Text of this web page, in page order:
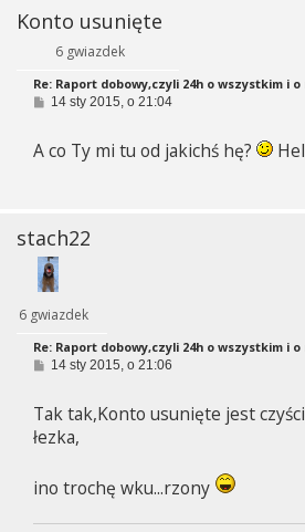
Konto usunięte
6 gwiazdek
Re: Raport dobowy,czyli 24h o wszystkim i o
P
t
14 sty 2015, o 21:04
A co Ty mi tu od jakichś hę?
stach22
6 gwiazdek
Re: Raport dobowy,czyli 24h o wszystkim i o
P
t
14 sty 2015, o 21:06
Tak tak,Konto usunięte jest
łezka,
ino trochę wku...rzony